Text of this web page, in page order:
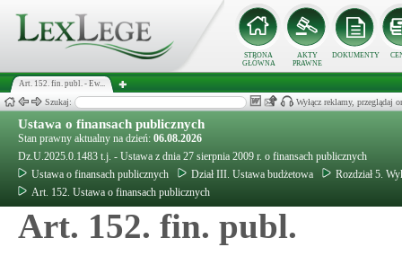
STRONA
GŁÓWNA
AKTY
PRAWNE
DOKUMENTY
Art. 152. fin. publ. - Ew...
Szukaj: Wyłącz reklamy, przeglądaj
Ustawa o finansach publicznych
Stan prawny aktualny na dzień: 06.08.2026
Dz.U.2025.0.1483 t.j. - Ustawa z dnia 27 sierpnia 2009 r. o finansach publicznych
Ustawa o finansach publicznych
Dział III. Ustawa budżetowa
Rozdział 5.
Art. 152. Ustawa o finansach publicznych
Art. 152. fin. publ.